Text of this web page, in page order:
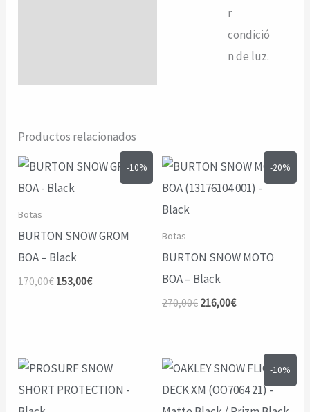
r
condició
n de luz.
Productos relacionados
-10%
Botas
BURTON SNOW GROM
BOA – Black
170,00€ El
153,00€El
-20%
Botas
BURTON SNOW MOTO
BOA – Black
270,00€ El
216,00€El
216,00€.
-10%